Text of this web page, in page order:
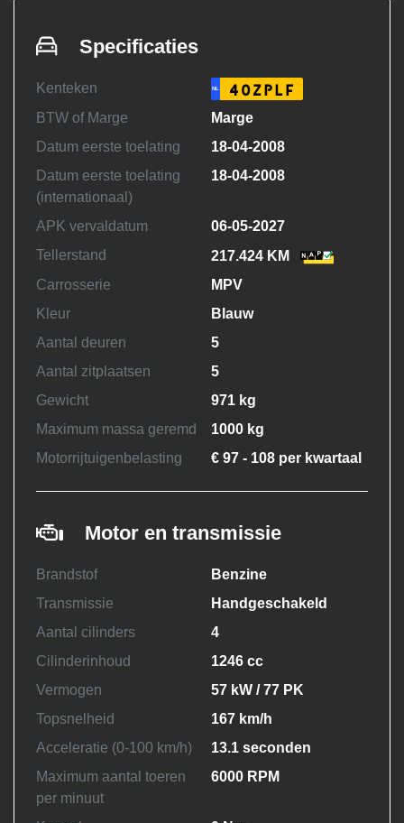
Specificaties
Kenteken NL 40ZPLF
BTW of Marge
Marge
Datum eerste toelating
18-04-2008
Datum eerste toelating
(internationaal)
18-04-2008
APK vervaldatum
06-05-2027
Tellerstand
217.424 KM
Carrosserie
MPV
Kleur
Blauw
Aantal deuren
5
Aantal zitplaatsen
5
Gewicht
971 kg
Maximum massa geremd
1000 kg
Motorrijtuigenbelasting
€ 97 - 108 per kwartaal
Motor en transmissie
Brandstof
Benzine
Transmissie
Handgeschakeld
Aantal cilinders
4
Cilinderinhoud
1246 cc
Vermogen
57 kW / 77 PK
Topsnelheid
167 km/h
Acceleratie (0-100 km/h)
13.1 seconden
Maximum aantal toeren
per minuut
6000 RPM